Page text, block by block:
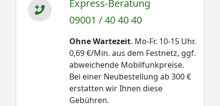
Express-Beratung
09001 / 40 40 40
Ohne Wartezeit. Mo-Fr. 10-15 Uhr.
0,69 €/Min. aus dem Festnetz, ggf.
abweichende Mobilfunkpreise.
Bei einer Neubestellung ab 300 €
erstatten wir Ihnen diese
Gebühren.